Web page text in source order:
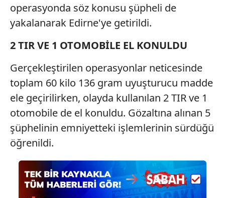
kullanılmaktadır. Diğer çerezler, sitemizin daha işlevsel
kılınması ve kişiselleştirilmesi ve sizlere yönelik
reklam/pazarlama faaliyetlerinin yapılması, amaçlarıyla
sınırlı olarak açık rızanız dahilinde kullanılacaktır.
Çerezlere ilişkin tercihlerinizi aşağıda yer alan panel
vasıtasıyla belirleyebilirsiniz. Çerezlere ilişkin detaylı bilgi
için Ayarlar butonuna tıklayabilir,
Çerez Bilgilendirme
Metnimiziziyaret edebilirsiniz.
6698 sayılı Kişisel Verilerin Korunması Kanunu uyarınca
hazırlanmış Aydınlatma Metnimizi okumak ve sitemizde
ilgili mevzuata uygun olarak kullanılan çerezlerle ilgili bilgi
almak için lütfentıklayınız.
operasyonda söz konusu şüpheli de
yakalanarak Edirne'ye getirildi.
2 TIR VE 1 OTOMOBİLE EL KONULDU
Gerçekleştirilen operasyonlar neticesinde
toplam 60 kilo 136 gram uyuşturucu madde
ele geçirilirken, olayda kullanılan 2 TIR ve 1
otomobile de el konuldu. Gözaltına alınan 5
şüphelinin emniyetteki işlemlerinin sürdüğü
öğrenildi.